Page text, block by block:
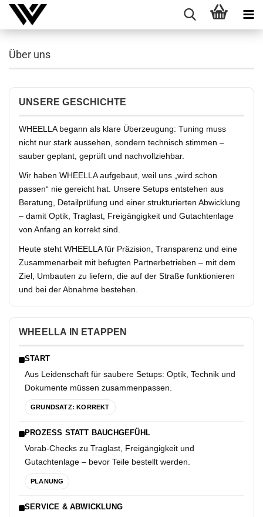
Über uns
UNSERE GESCHICHTE
WHEELLA begann als klare Überzeugung: Tuning muss
nicht nur stark aussehen, sondern technisch stimmen –
sauber geplant, geprüft und nachvollziehbar.
Wir haben WHEELLA aufgebaut, weil uns „wird schon
passen“ nie gereicht hat. Unsere Setups entstehen aus
Beratung, Detailprüfung und einer strukturierten Abwicklung
– damit Optik, Traglast, Freigängigkeit und Gutachtenlage
von Anfang an korrekt sind.
Heute steht WHEELLA für Präzision, Transparenz und eine
Zusammenarbeit mit befugten Partnerbetrieben – mit dem
Ziel, Umbauten zu liefern, die auf der Straße funktionieren
und bei der Abnahme bestehen.
WHEELLA IN ETAPPEN
START
Aus Leidenschaft für saubere Setups: Optik, Technik und
Dokumente müssen zusammenpassen.
GRUNDSATZ: KORREKT
PRO­ZESS STATT BAUCH­GE­FÜHL
Vorab-Checks zu Traglast, Freigängigkeit und
Gutachtenlage – bevor Teile bestellt werden.
PLANUNG
SER­VICE & AB­WICK­LUNG